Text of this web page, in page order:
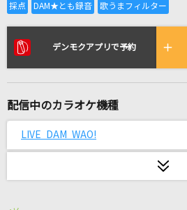
全国りれき
リアルタイムで歌われて
SHINY DAYS
[生音]青春の影
デンモクアプリで予約
配信中のカラオケ機種
LIVE DAM WAO!